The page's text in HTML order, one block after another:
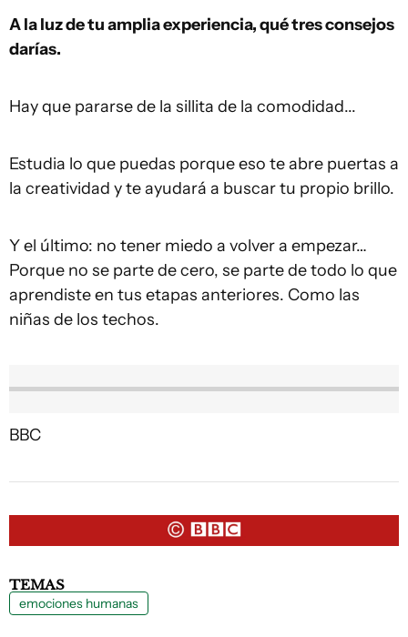
A la luz de tu amplia experiencia, qué tres consejos
darías.
Hay que pararse de la sillita de la comodidad...
Estudia lo que puedas porque eso te abre puertas a
la creatividad y te ayudará a buscar tu propio brillo.
Y el último: no tener miedo a volver a empezar…
Porque no se parte de cero, se parte de todo lo que
aprendiste en tus etapas anteriores. Como las
niñas de los techos.
BBC
TEMAS
emociones humanas